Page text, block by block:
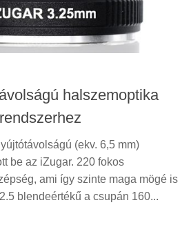
halszemoptika
(ekv. 6,5 mm)
be az iZugar. 220 fokos
ami így szinte maga mögé is
blendeértékű a csupán 160...